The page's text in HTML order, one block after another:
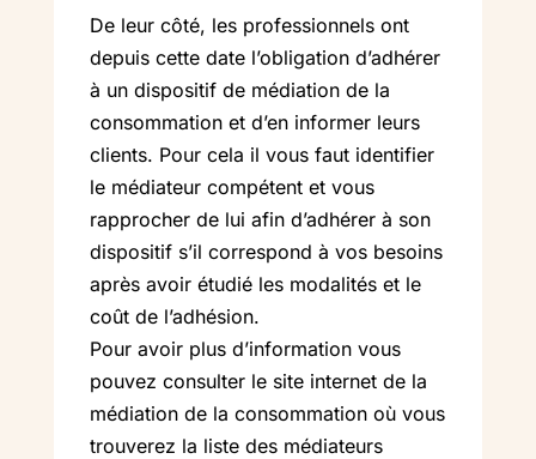
De leur côté, les professionnels ont
depuis cette date l’obligation d’adhérer
à un dispositif de médiation de la
consommation et d’en informer leurs
clients. Pour cela il vous faut identifier
le médiateur compétent et vous
rapprocher de lui afin d’adhérer à son
dispositif s’il correspond à vos besoins
après avoir étudié les modalités et le
coût de l’adhésion.
Pour avoir plus d’information vous
pouvez consulter le site internet de la
médiation de la consommation où vous
trouverez la liste des médiateurs